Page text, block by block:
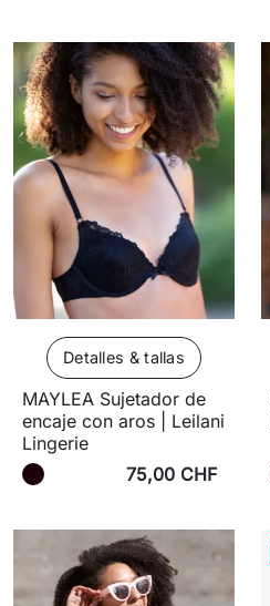
Detalles & tallas
MAYLEA Sujetador de
encaje con aros | Leilani
Lingerie
75,00 CHF